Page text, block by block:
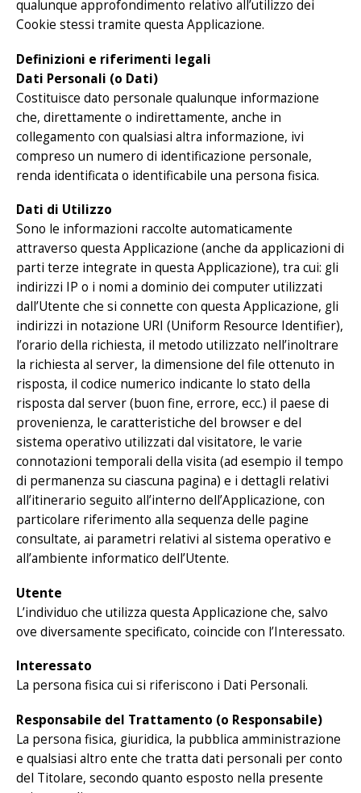
qualunque approfondimento relativo all’utilizzo dei
Cookie stessi tramite questa Applicazione.
Definizioni e riferimenti legali
Dati Personali (o Dati)
Costituisce dato personale qualunque informazione
che, direttamente o indirettamente, anche in
collegamento con qualsiasi altra informazione, ivi
compreso un numero di identificazione personale,
renda identificata o identificabile una persona fisica.
Dati di Utilizzo
Sono le informazioni raccolte automaticamente
attraverso questa Applicazione (anche da applicazioni di
parti terze integrate in questa Applicazione), tra cui: gli
indirizzi IP o i nomi a dominio dei computer utilizzati
dall’Utente che si connette con questa Applicazione, gli
indirizzi in notazione URI (Uniform Resource Identifier),
l’orario della richiesta, il metodo utilizzato nell’inoltrare
la richiesta al server, la dimensione del file ottenuto in
risposta, il codice numerico indicante lo stato della
risposta dal server (buon fine, errore, ecc.) il paese di
provenienza, le caratteristiche del browser e del
sistema operativo utilizzati dal visitatore, le varie
connotazioni temporali della visita (ad esempio il tempo
di permanenza su ciascuna pagina) e i dettagli relativi
all’itinerario seguito all’interno dell’Applicazione, con
particolare riferimento alla sequenza delle pagine
consultate, ai parametri relativi al sistema operativo e
all’ambiente informatico dell’Utente.
Utente
L’individuo che utilizza questa Applicazione che, salvo
ove diversamente specificato, coincide con l’Interessato.
Interessato
La persona fisica cui si riferiscono i Dati Personali.
Responsabile del Trattamento (o Responsabile)
La persona fisica, giuridica, la pubblica amministrazione
e qualsiasi altro ente che tratta dati personali per conto
del Titolare, secondo quanto esposto nella presente